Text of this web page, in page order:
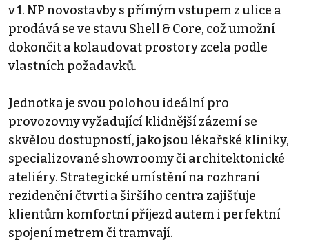
v 1. NP novostavby s přímým vstupem z ulice a
prodává se ve stavu Shell & Core, což umožní
dokončit a kolaudovat prostory zcela podle
vlastních požadavků.
Jednotka je svou polohou ideální pro
provozovny vyžadující klidnější zázemí se
skvělou dostupností, jako jsou lékařské kliniky,
specializované showroomy či architektonické
ateliéry. Strategické umístění na rozhraní
rezidenční čtvrti a širšího centra zajišťuje
klientům komfortní příjezd autem i perfektní
spojení metrem či tramvají.